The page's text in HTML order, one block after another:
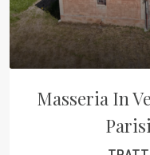
Masseria In